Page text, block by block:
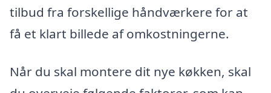
tilbud fra forskellige håndværkere for at
få et klart billede af omkostningerne.
Når du skal montere dit nye køkken, skal